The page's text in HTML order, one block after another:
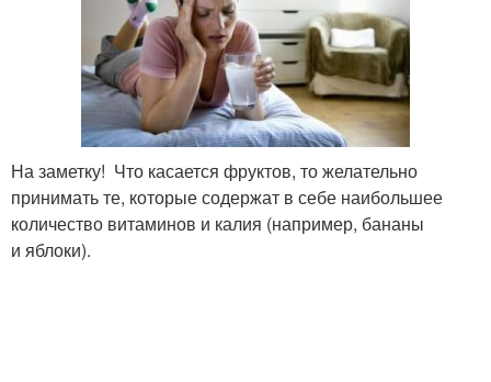
На заметку! Что касается фруктов, то желательно
принимать те, которые содержат в себе наибольшее
количество витаминов и калия (например, бананы
и яблоки).